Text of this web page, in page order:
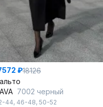
₽18126
7002 черный
44, 46-48, 50-52